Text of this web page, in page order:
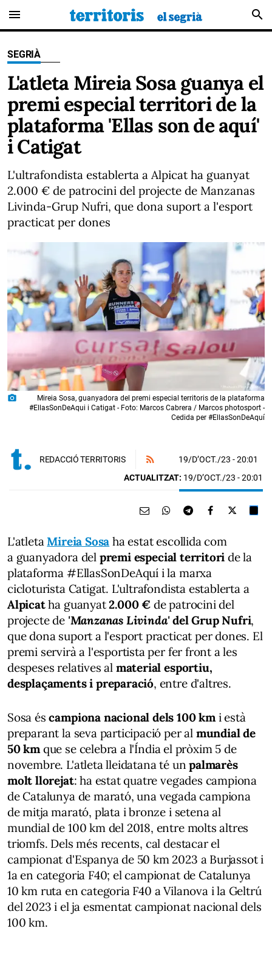
menu search
SEGRIÀ
L'atleta Mireia Sosa guanya el
premi especial territori de la
plataforma 'Ellas son de aquí'
i Catigat
L'ultrafondista establerta a Alpicat ha guanyat
2.000 € de patrocini del projecte de Manzanas
Livinda-Grup Nufri, que dona suport a l'esport
practicat per dones
photo_camera
Mireia Sosa, guanyadora del premi especial territoris de la plataforma
#EllasSonDeAqui i Catigat - Foto: Marcos Cabrera / Marcos photosport -
Cedida per #EllasSonDeAquí
REDACCIÓ TERRITORIS 19/D’OCT./23 - 20:01
ACTUALITZAT: 19/D’OCT./23 - 20:01
L'atletaMireia Sosa ha estat escollida com
a guanyadora del premi especial territori de la
plataforma #EllasSonDeAquí i la marxa
cicloturista Catigat. L'ultrafondista establerta a
Alpicatha guanyat2.000 € de patrocini del
projecte de 'Manzanas Livinda'del Grup Nufri,
que dona suport a l'esport practicat per dones. El
premi servirà a l'esportista per fer front a les
despeses relatives al material esportiu,
desplaçaments i preparació, entre d'altres.
Sosa éscampiona nacional dels 100 kmi està
preparant la seva participació per al mundial de
50 kmque se celebra a l'Índia el pròxim 5 de
novembre. L'atleta lleidatana té unpalmarès
molt llorejat: ha estat quatre vegades campiona
de Catalunya de marató, una vegada campiona
de mitja marató, plata i bronze i setena al
mundial de 100 km del 2018, entre molts altres
triomfs. Dels més recents, cal destacar el
campionat d'Espanya de 50 km 2023 a Burjassot i
1a en categoria F40; el campionat de Catalunya
10 km ruta en categoria F40 a Vilanova i la Geltrú
del 2023 i el ja esmentat campionat nacional dels
100 km.